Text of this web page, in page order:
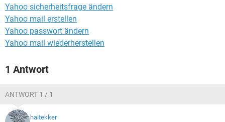
Yahoo sicherheitsfrage ändern
Yahoo mail erstellen
Yahoo passwort ändern
Yahoo mail wiederherstellen
1 Antwort
ANTWORT 1 / 1
haitekker